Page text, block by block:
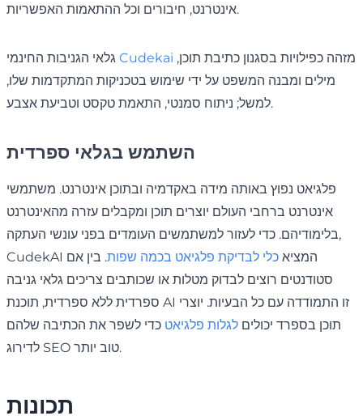
אינטרנט, חיבורים וכל ההתאמות האפשריות.
Cudekai
מילים ומבנה המשפט על ידי שימוש בטכניקות המתקדמות שלו,
למשל; ניתוח סמנטי, התאמת טקסט וטביעת אצבע.
השתמש בגלאי ספרדית
פלגיאט נפוץ באותה מידה באקדמיה ובתוכן אינטרנט. משתמשי
אינטרנט ברחבי העולם יוצרים תוכן ומקבלים עזרה מהאינטרנט
בלימודיהם. כדי לעזור למשתמשים העומדים בפני עונשי העתקה,
CudekAI המציא כלי לבדיקת פלגיאט בכמה שפות. בין אם
סטודנטים רוצים לבדוק מטלות או שכותבים צריכים גלאי גניבה
ספרדית ללא ספרדית, תוכנת AI זו התמודדה עם כל הבעיות. יוצרי
תוכן בספרד יכולים לגלות פלגיאט כדי לשפר את הכתיבה שלהם
לדירוג SEO טוב יותר.